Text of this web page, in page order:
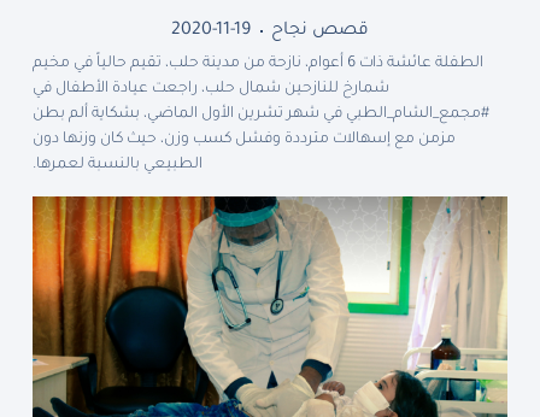
قصص نجاح 2020-11-19
الطفلة عائشة ذات 6 أعوام، نازحة من مدينة حلب، تقيم حالياً في مخيم
شمارخ للنازحين شمال حلب، راجعت عيادة الأطفال في
#مجمع_الشام_الطبي في شهر تشرين الأول الماضي، بشكاية ألم بطن
مزمن مع إسهالات مترددة وفشل كسب وزن، حيث كان وزنها دون
الطبيعي بالنسبة لعمرها.